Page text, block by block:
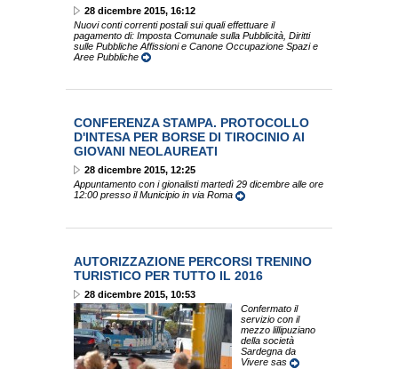
28 dicembre 2015, 16:12
Nuovi conti correnti postali sui quali effettuare il
pagamento di: Imposta Comunale sulla Pubblicità, Diritti
sulle Pubbliche Affissioni e Canone Occupazione Spazi e
Aree Pubbliche
CONFERENZA STAMPA. PROTOCOLLO
D'INTESA PER BORSE DI TIROCINIO AI
GIOVANI NEOLAUREATI
28 dicembre 2015, 12:25
Appuntamento con i gionalisti martedì 29 dicembre alle ore
12:00 presso il Municipio in via Roma
AUTORIZZAZIONE PERCORSI TRENINO
TURISTICO PER TUTTO IL 2016
28 dicembre 2015, 10:53
Confermato il
servizio con il
mezzo lillipuziano
della società
Sardegna da
Vivere sas